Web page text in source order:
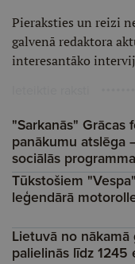
Pieraksties un reizi
galvenā redaktora
interesantāko
"Sarkanās" Grācas
panākumu atslēga
sociālās
Tūkstošiem
leģendārā
Lietuvā no
palielinās līdz 1245